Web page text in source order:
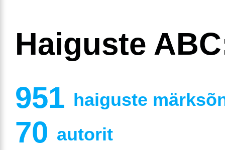
Haiguste
951 haiguste
70 autorit